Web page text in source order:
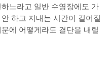
느라고 일반 수영장에도 가
하고 지내는 시간이 길어질
에 어떻게라도 결단을 내릴